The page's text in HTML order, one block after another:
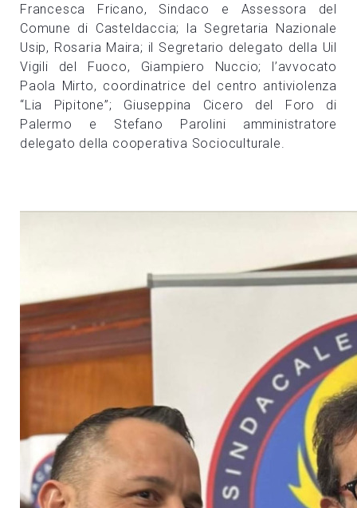
Francesca Fricano, Sindaco e Assessora del
Comune di Casteldaccia; la Segretaria Nazionale
Usip, Rosaria Maira; il Segretario delegato della Uil
Vigili del Fuoco, Giampiero Nuccio; l’avvocato
Paola Mirto, coordinatrice del centro antiviolenza
“Lia Pipitone”; Giuseppina Cicero del Foro di
Palermo e Stefano Parolini amministratore
delegato della cooperativa Socioculturale.